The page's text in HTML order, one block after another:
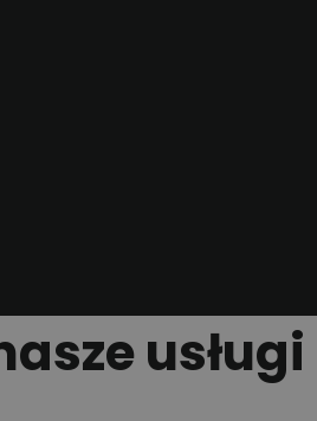
usługi